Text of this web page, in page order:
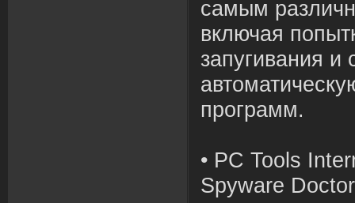
самым
включая
запугивания и
программ.
• PC Tools
Spyware